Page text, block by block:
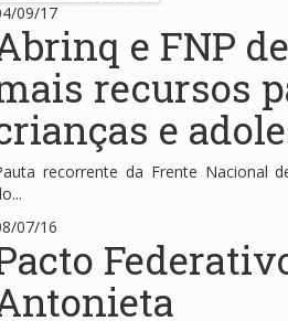
09/17
e FNP
recursos
e
recorrente da Frente Nacional
07/16